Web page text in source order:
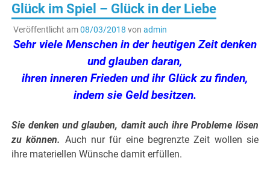
Glück im Spiel – Glück in der Liebe
Veröffentlicht am08/03/2018 von admin
Sehr viele Menschen in der heutigen Zeit den­ken
und glauben daran,
ihren inneren Frieden und ihr Glück zu finden,
indem sie Geld besitzen.
Sie denken und glauben, damit auch ihre Probleme lösen
zu können. Auch nur für eine begrenzte Zeit wollen sie
ihre materiellen Wünsche damit erfüllen.